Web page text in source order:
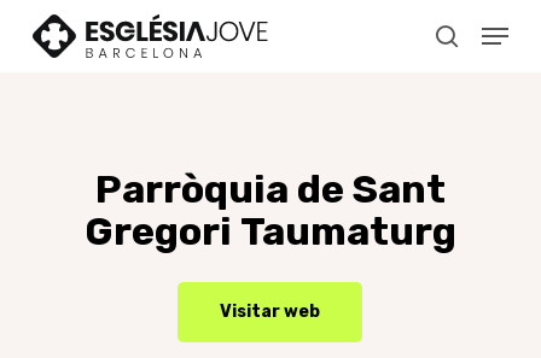
search
Menu
Parròquia de Sant
Gregori Taumaturg
Visitar web